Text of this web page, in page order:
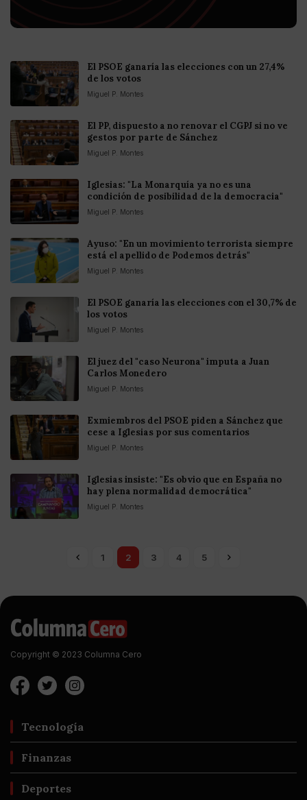
El PSOE ganaría las elecciones con un 27,4%
de los votos
Miguel P. Montes
El PP, dispuesto a no renovar el CGPJ si no ve
gestos por parte de Sánchez
Miguel P. Montes
Iglesias: "La Monarquía ya no es una
condición de posibilidad de la democracia"
Miguel P. Montes
Ayuso: "En un movimiento terrorista siempre
está el apellido de Podemos detrás"
Miguel P. Montes
El PSOE ganaría las elecciones con el 30,7% de
los votos
Miguel P. Montes
El juez del "caso Neurona" imputa a Juan
Carlos Monedero
Miguel P. Montes
Exmiembros del PSOE piden a Sánchez que
cese a Iglesias por sus comentarios
Miguel P. Montes
Iglesias insiste: "Es obvio que en España no
hay plena normalidad democrática"
Miguel P. Montes
1 2 3 4 5
Copyright © 2023 Columna Cero
Tecnología
Finanzas
Deportes